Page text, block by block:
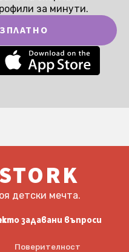
за минути.
детски мечта.
задавани въпроси
Поверителност